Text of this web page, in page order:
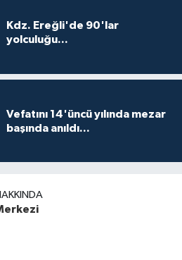
Kdz. Ereğli'de 90'lar
yolculuğu...
Vefatını 14'üncü yılında mezar
başında anıldı...